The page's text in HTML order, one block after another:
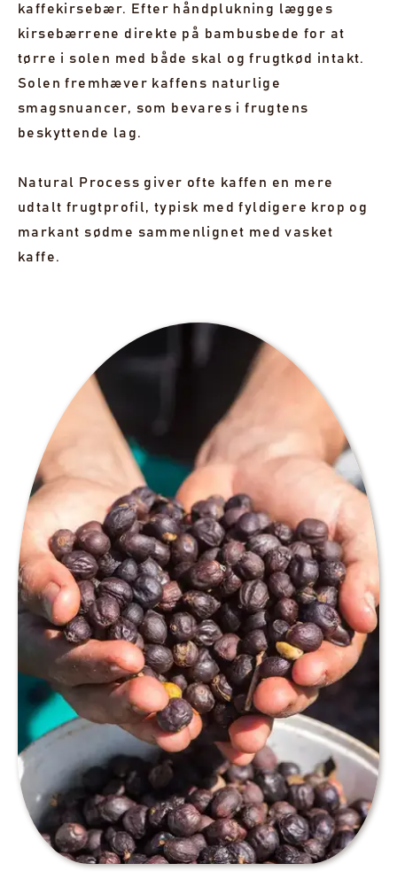
kaffekirsebær. Efter håndplukning lægges
kirsebærrene direkte på bambusbede for at
tørre i solen med både skal og frugtkød intakt.
Solen fremhæver kaffens naturlige
smagsnuancer, som bevares i frugtens
beskyttende lag.
Natural Process giver ofte kaffen en mere
udtalt frugtprofil, typisk med fyldigere krop og
markant sødme sammenlignet med vasket
kaffe.